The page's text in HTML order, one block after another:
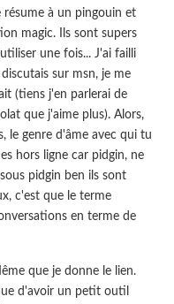
résume à un pingouin et
magic. Ils sont supers
une fois... J'ai failli
sur msn, je me
(tiens j'en parlerai de
que j'aime plus). Alors,
le genre d'âme avec qui tu
hors ligne car pidgin, ne
pidgin ben ils sont
c'est que le terme
en terme de
que je donne le lien.
d'avoir un petit outil